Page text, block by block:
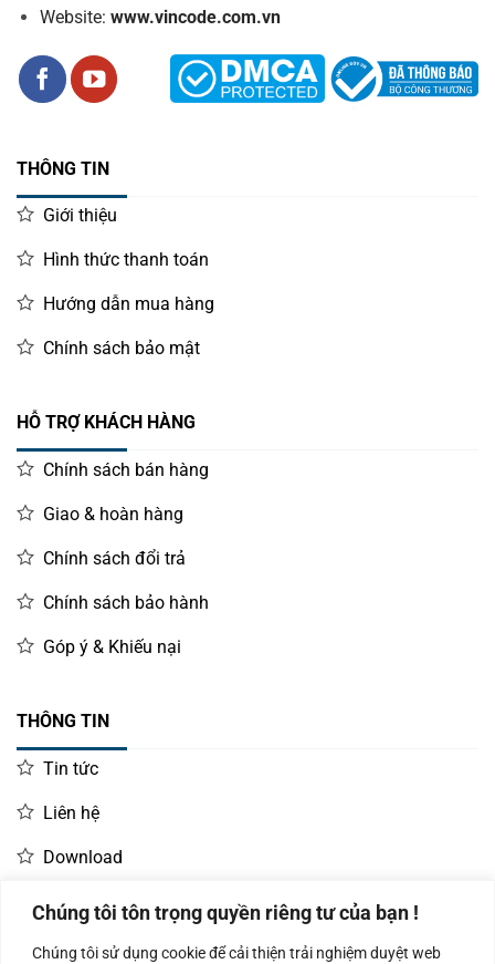
Chúng tôi tôn trọng quyền riêng tư của bạn !
Chúng tôi sử dụng cookie để cải thiện trải nghiệm duyệt web
Website: www.vincode.com.vn
THÔNG TIN
Giới thiệu
Hình thức thanh toán
Hướng dẫn mua hàng
Chính sách bảo mật
HỖ TRỢ KHÁCH HÀNG
Chính sách bán hàng
Giao & hoàn hàng
Chính sách đổi trả
Chính sách bảo hành
Góp ý & Khiếu nại
THÔNG TIN
Tin tức
Liên hệ
Download
LIÊN HỆ MUA HÀNG